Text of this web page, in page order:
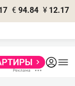
€ 94.84 ¥ 12.17